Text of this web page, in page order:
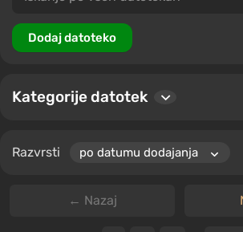
Kategorije datotek
Razvrsti
← Nazaj